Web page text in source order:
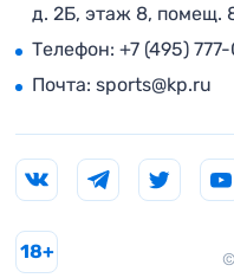
д. 2Б, этаж 8, помещ.
Телефон: +7 (495)
Почта: sports@kp.ru
18+